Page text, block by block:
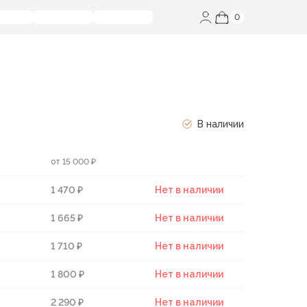
0
В наличии
от 15 000 ₽
1 470 ₽ Нет в наличии
1 665 ₽ Нет в наличии
1 710 ₽ Нет в наличии
1 800 ₽ Нет в наличии
2 290 ₽ Нет в наличии